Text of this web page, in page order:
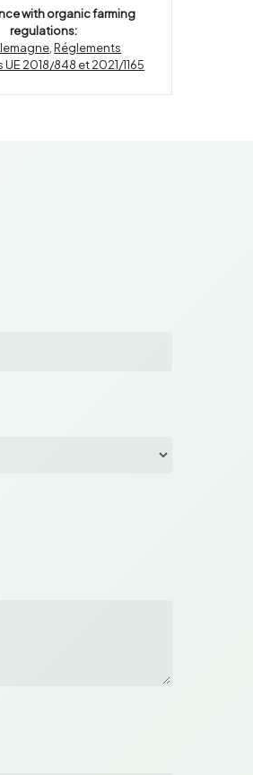
with organic farming
regulations:
,Réglements
2018/848 et 2021/1165